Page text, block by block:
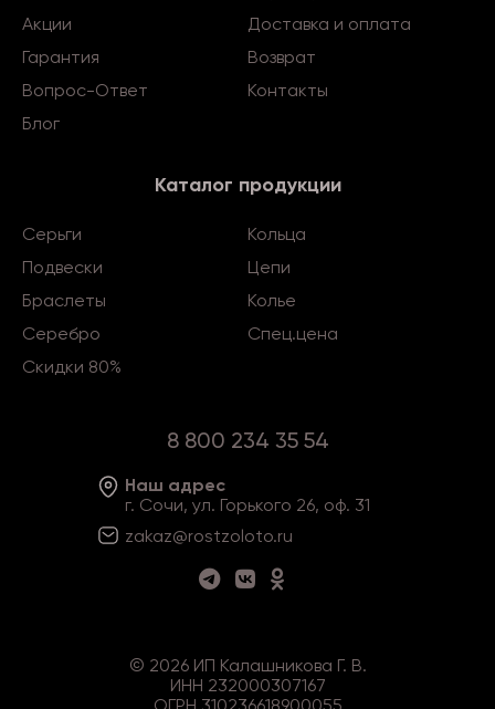
Акции
Доставка и оплата
Гарантия
Возврат
Вопрос-Ответ
Контакты
Блог
Каталог продукции
Серьги
Кольца
Подвески
Цепи
Браслеты
Колье
Серебро
Спец.цена
Скидки 80%
8 800 234 35 54
Наш адрес
г. Сочи, ул. Горького 26, оф. 31
zakaz@rostzoloto.ru
© 2026ИП Калашникова Г. В.
ИНН 232000307167